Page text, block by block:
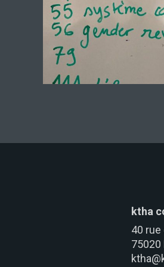
Pour
ktha
40
75020